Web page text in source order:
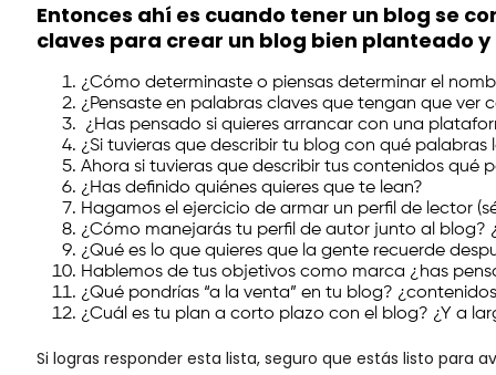
Entonces ahí es cuando tener un blog se
claves para crear un blog bien planteado
¿Cómo determinaste o piensas determinar el
¿Pensaste en palabras claves que tengan que ver
¿Has pensado si quieres arrancar con una
¿Si tuvieras que describir tu blog con qué palabras
Ahora si tuvieras que describir tus contenidos qué
¿Has definido quiénes quieres que te lean?
Hagamos el ejercicio de armar un perfil de lector
¿Cómo manejarás tu perfil de autor junto al
¿Qué es lo que quieres que la gente recuerde
Hablemos de tus objetivos como marca ¿has
¿Qué pondrías “a la venta” en tu blog?
¿Cuál es tu plan a corto plazo con el blog? ¿Y a
Si logras responder esta lista, seguro que estás listo para